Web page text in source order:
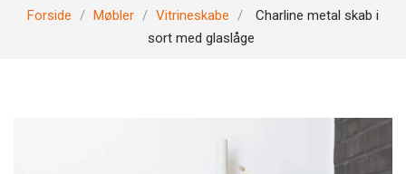
Forside Møbler Vitrineskabe
Charline metal skab i
sort med glaslåge